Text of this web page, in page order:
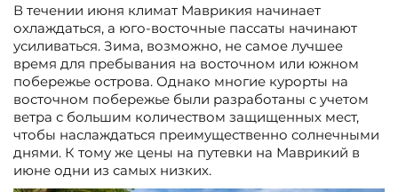
В течении июня климат Маврикия начинает
охлаждаться, а юго-восточные пассаты начинают
усиливаться. Зима, возможно, не самое лучшее
время для пребывания на восточном или южном
побережье острова. Однако многие курорты на
восточном побережье были разработаны с учетом
ветра с большим количеством защищенных мест,
чтобы наслаждаться преимущественно солнечными
днями. К тому же цены на путевки на Маврикий в
июне одни из самых низких.